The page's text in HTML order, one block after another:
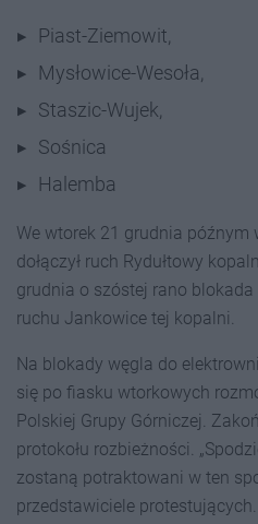
Piast-Ziemowit,
Mysłowice-Wesoła,
Staszic-Wujek,
Sośnica
Halemba
We wtorek 21 grudnia późnym
dołączył ruch Rydułtowy
grudnia o szóstej rano blokada
ruchu Jankowice tej kopalni.
Na blokady węgla do
się po fiasku wtorkowych
Polskiej Grupy Górniczej.
protokołu rozbieżności.
zostaną potraktowani w ten
przedstawiciele